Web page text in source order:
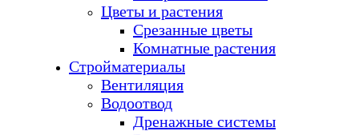
Цветы и растения
Срезанные цветы
Комнатные растения
Стройматериалы
Вентиляция
Водоотвод
Дренажные системы